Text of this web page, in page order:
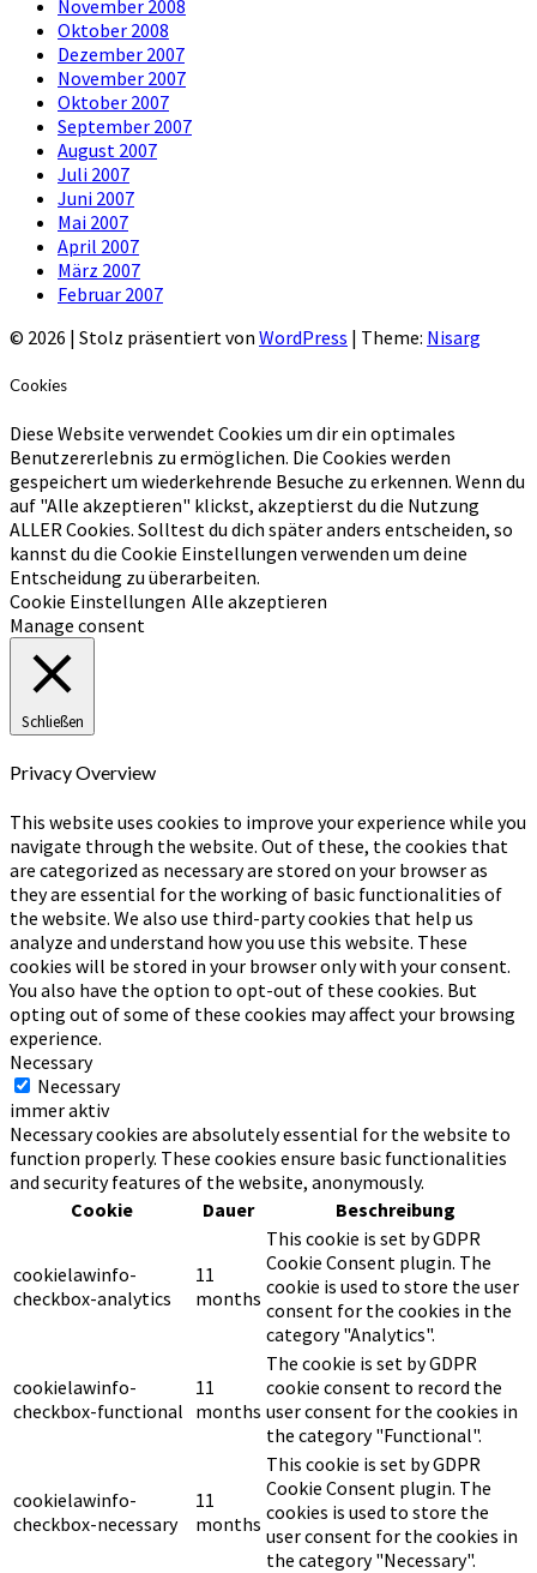
November 2008
Oktober 2008
Dezember 2007
November 2007
Oktober 2007
September 2007
August 2007
Juli 2007
Juni 2007
Mai 2007
April 2007
März 2007
Februar 2007
© 2026 | Stolz präsentiert von WordPress | Theme: Nisarg
Cookies
Diese Website verwendet Cookies um dir ein optimales
Benutzererlebnis zu ermöglichen. Die Cookies werden
gespeichert um wiederkehrende Besuche zu erkennen. Wenn du
auf "Alle akzeptieren" klickst, akzeptierst du die Nutzung
ALLER Cookies. Solltest du dich später anders entscheiden, so
kannst du die Cookie Einstellungen verwenden um deine
Entscheidung zu überarbeiten.
Cookie Einstellungen Alle akzeptieren
Manage consent
Schließen
Privacy Overview
This website uses cookies to improve your experience while you
navigate through the website. Out of these, the cookies that
are categorized as necessary are stored on your browser as
they are essential for the working of basic functionalities of
the website. We also use third-party cookies that help us
analyze and understand how you use this website. These
cookies will be stored in your browser only with your consent.
You also have the option to opt-out of these cookies. But
opting out of some of these cookies may affect your browsing
experience.
Necessary
Necessary
immer aktiv
Necessary cookies are absolutely essential for the website to
function properly. These cookies ensure basic functionalities
and security features of the website, anonymously.
Cookie
Dauer Beschreibung
cookielawinfo-
checkbox-analytics
11
months
This cookie is set by GDPR
Cookie Consent plugin. The
cookie is used to store the user
consent for the cookies in the
category "Analytics".
cookielawinfo-
checkbox-functional
11
months
The cookie is set by GDPR
cookie consent to record the
user consent for the cookies in
the category "Functional".
cookielawinfo-
checkbox-necessary
11
months
This cookie is set by GDPR
Cookie Consent plugin. The
cookies is used to store the
user consent for the cookies in
the category "Necessary".